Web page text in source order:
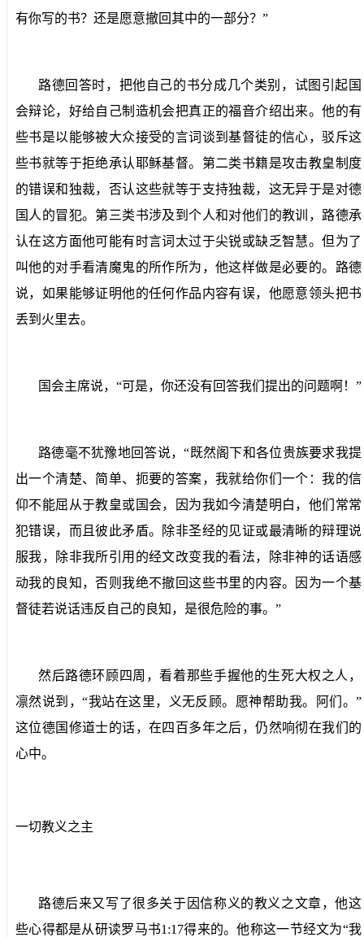
有你写的书？还是愿意撤回其中的一部分？”
路德回答时，把他自己的书分成几个类别，试图引起国
会辩论，好给自己制造机会把真正的福音介绍出来。他的有
些书是以能够被大众接受的言词谈到基督徒的信心，驳斥这
些书就等于拒绝承认耶稣基督。第二类书籍是攻击教皇制度
的错误和独裁，否认这些就等于支持独裁，这无异于是对德
国人的冒犯。第三类书涉及到个人和对他们的教训，路德承
认在这方面他可能有时言词太过于尖锐或缺乏智慧。但为了
叫他的对手看清魔鬼的所作所为，他这样做是必要的。路德
说，如果能够证明他的任何作品内容有误，他愿意领头把书
丢到火里去。
国会主席说，“可是，你还没有回答我们提出的问题啊！”
路德毫不犹豫地回答说，“既然阁下和各位贵族要求我提
出一个清楚、简单、扼要的答案，我就给你们一个：我的信
仰不能屈从于教皇或国会，因为我如今清楚明白，他们常常
犯错误，而且彼此矛盾。除非圣经的见证或最清晰的辩理说
服我，除非我所引用的经文改变我的看法，除非神的话语感
动我的良知，否则我绝不撤回这些书里的内容。因为一个基
督徒若说话违反自己的良知，是很危险的事。”
然后路德环顾四周，看着那些手握他的生死大权之人，
凛然说到，“我站在这里，义无反顾。愿神帮助我。阿们。”
这位德国修道士的话，在四百多年之后，仍然响彻在我们的
心中。
一切教义之主
路德后来又写了很多关于因信称义的教义之文章，他这
些心得都是从研读罗马书1:17得来的。他称这一节经文为“我